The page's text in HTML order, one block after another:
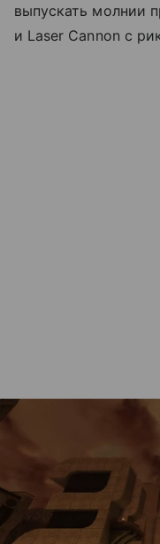
выпускать молнии
и Laser Cannon с